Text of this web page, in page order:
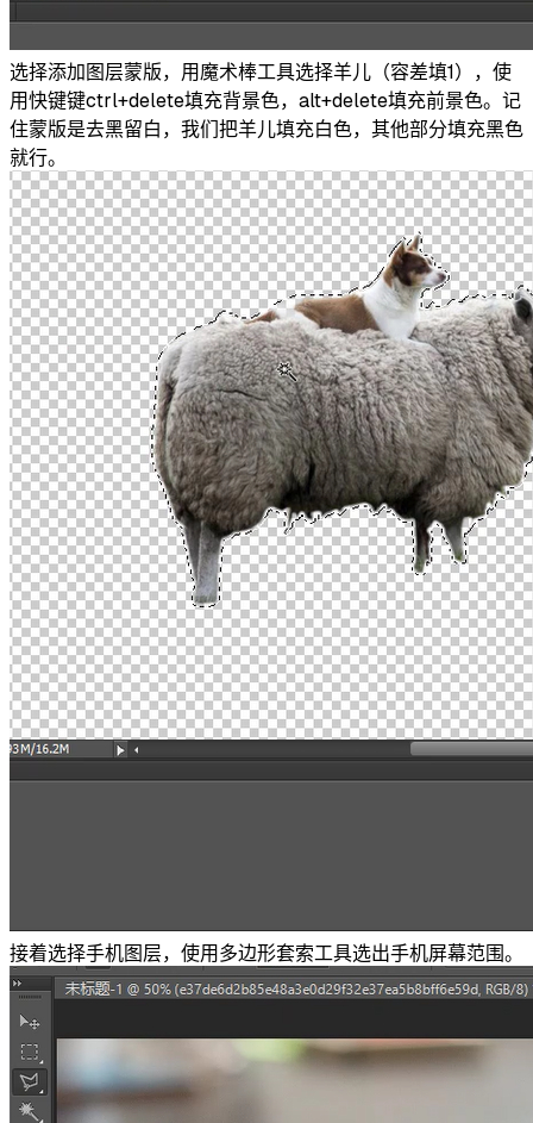
选择添加图层蒙版，用魔术棒工具选择羊儿（容差填1），使
用快键键ctrl+delete填充背景色，alt+delete填充前景色。记
住蒙版是去黑留白，我们把羊儿填充白色，其他部分填充黑色
就行。
接着选择手机图层，使用多边形套索工具选出手机屏幕范围。